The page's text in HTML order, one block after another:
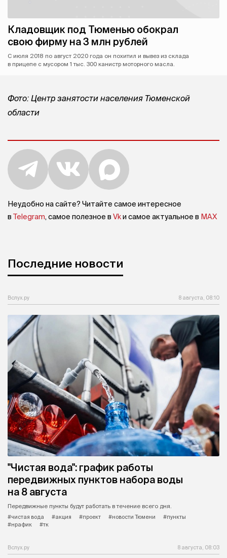
Кладовщик под Тюменью обокрал
свою фирму на 3 млн рублей
С июля 2018 по август 2020 года он похитил и вывез из склада
в прицепе с мусором 1 тыс. 300 канистр моторного масла.
Фото: Центр занятости населения Тюменской
области
Неудобно на сайте? Читайте самое интересное
в Telegram, самое полезное в Vkи самое актуальное в MAX
Последние новости
Вслух.ру 8 августа, 08:10
"Чистая вода": график работы
передвижных пунктов набора воды
на 8 августа
Передвижные пункты будут работать в течение всего дня.
#чистая вода
#акция #проект #новости Тюмени
#пункты
#нрафик
#тк
Вслух.ру 8 августа, 08:03